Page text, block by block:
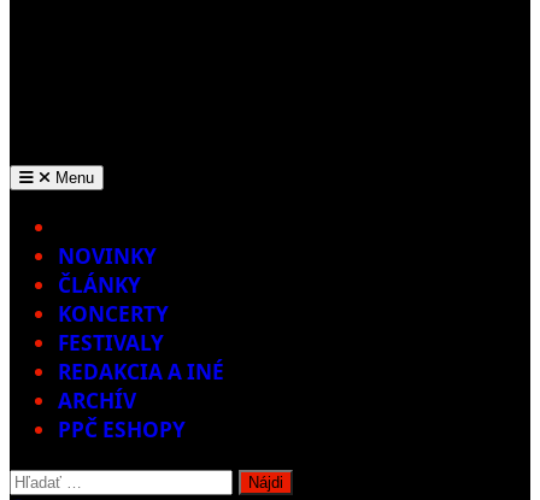
Menu
NOVINKY
ČLÁNKY
KONCERTY
FESTIVALY
REDAKCIA A INÉ
ARCHÍV
PPČ ESHOPY
Hľadať: